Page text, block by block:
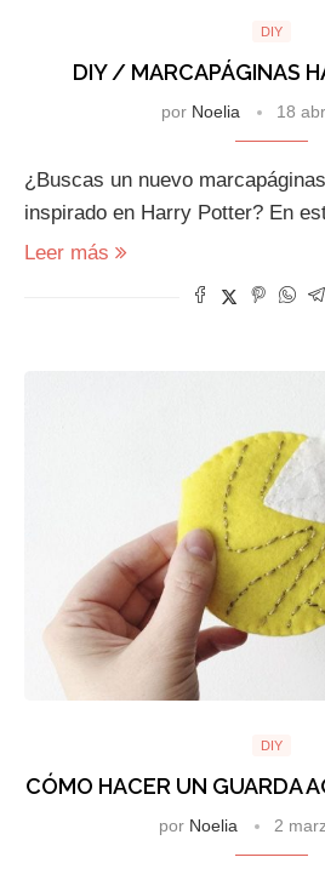
DIY
DIY / MARCAPÁGINAS
por Noelia 18
¿Buscas un nuevo
inspirado en Harry Potter? En
Leer más
DIY
CÓMO HACER UN GUARDA
por Noelia 2